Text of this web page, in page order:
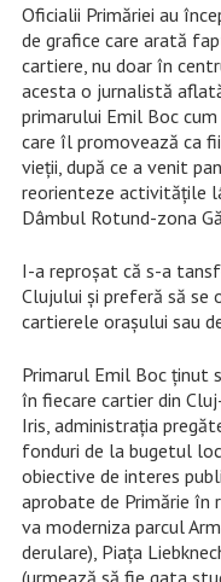
Oficialii Primăriei au
de grafice care arată
cartiere, nu doar în
acesta o jurnalistă
primarului Emil Boc
care îl promovează ca
vieții, după ce a venit
reorienteze activitățile
Dâmbul Rotund-zona
I-a reproșat că s-a
Clujului și preferă să se
cartierele orașului sau
Primarul Emil Boc ținut
în fiecare cartier din
Iris, administrația
fonduri de la bugetul
obiective de interes
aprobate de Primărie în
va moderniza parcul
derulare), Piața
(urmează să fie gata